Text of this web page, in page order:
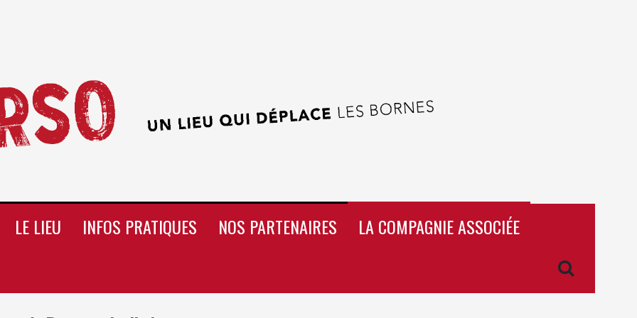
LE LIEU INFOS PRATIQUES NOS PARTENAIRES
LA COMPAGNIE ASSOCIÉE